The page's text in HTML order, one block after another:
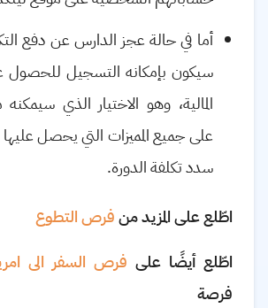
أما في حالة عجز الدارس عن دفع
سيكون بإمكانه التسجيل للحصول
المالية، وهو الاختيار الذي
على جميع المميزات التي يحصل
سدد تكلفة الدورة.
اطّلع على المزيد منفرص التطوع
اطّلع أيضًا على فرص السفر الى
فرصة